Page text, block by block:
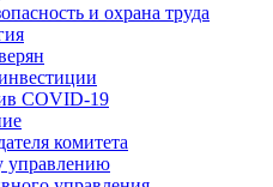
и охрана труда
COVID‑19
комитета
управлению